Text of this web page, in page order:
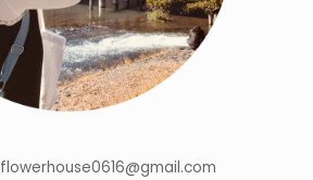
flowerhouse0616@gmail.com